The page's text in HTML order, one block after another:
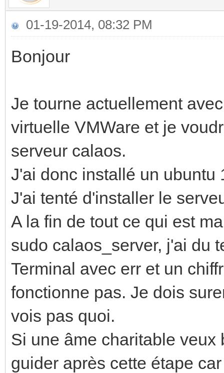
01-19-2014, 08:32 PM
Bonjour
Je tourne actuellement
virtuelle VMWare et je
serveur calaos.
J'ai donc installé un ubuntu
J'ai tenté d'installer le
A la fin de tout ce qui est
sudo calaos_server, j'ai du
Terminal avec err et un
fonctionne pas. Je dois
vois pas quoi.
Si une âme charitable
guider après cette étape